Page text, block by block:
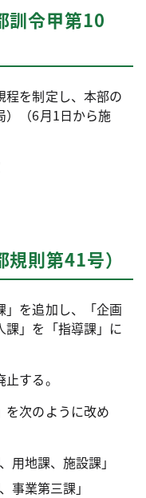
訓令甲第10
程を制定し、本部の
）（6月1日から施
則第41号）
」を追加し、「企画
課」を「指導課」に
する。
を次のように改め
用地課、施設課」
事業第三課」